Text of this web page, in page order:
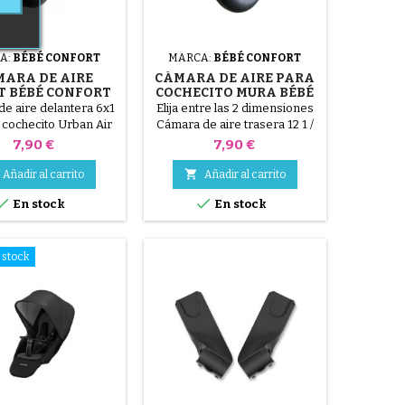
BÉBÉ CONFORT
DE AIRE
BÉBÉ CONFORT
AIR LIFE
aire delantera 6x1
cochecito Urban Air
Life
Precio
7,90 €
Añadir al carrito
En stock
MARCA: BÉBÉ CONFORT
CÁMARA DE AIRE PARA
COCHECITO MURA BÉBÉ
CONFORT
Elija entre las 2 dimensiones
Cámara de aire trasera 12 1 /
2x2 1/4 Cámara de aire
delantera 10x2.125
Precio
7,90 €
 Añadir al carrito
 En stock
stock